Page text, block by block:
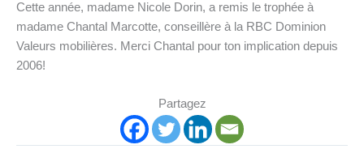
Cette année, madame Nicole Dorin, a remis le trophée à
madame Chantal Marcotte, conseillère à la RBC Dominion
Valeurs mobilières. Merci Chantal pour ton implication depuis
2006!
Partagez